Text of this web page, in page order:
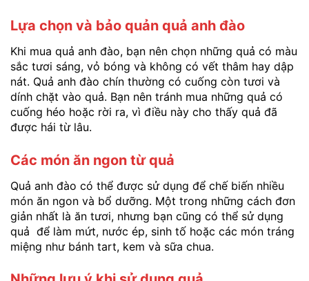
Lựa chọn và bảo quản quả anh đào
Khi mua quả anh đào, bạn nên chọn những quả có màu
sắc tươi sáng, vỏ bóng và không có vết thâm hay dập
nát. Quả anh đào chín thường có cuống còn tươi và
dính chặt vào quả. Bạn nên tránh mua những quả có
cuống héo hoặc rời ra, vì điều này cho thấy quả đã
được hái từ lâu.
Các món ăn ngon từ quả
Quả anh đào có thể được sử dụng để chế biến nhiều
món ăn ngon và bổ dưỡng. Một trong những cách đơn
giản nhất là ăn tươi, nhưng bạn cũng có thể sử dụng
quả để làm mứt, nước ép, sinh tố hoặc các món tráng
miệng như bánh tart, kem và sữa chua.